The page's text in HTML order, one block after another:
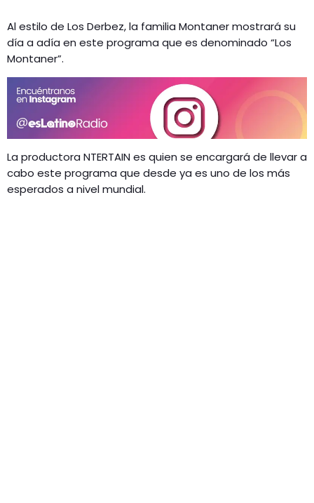
Al estilo de Los Derbez, la familia Montaner mostrará su
día a adía en este programa que es denominado “Los
Montaner”.
La productora NTERTAIN es quien se encargará de llevar a
cabo este programa que desde ya es uno de los más
esperados a nivel mundial.